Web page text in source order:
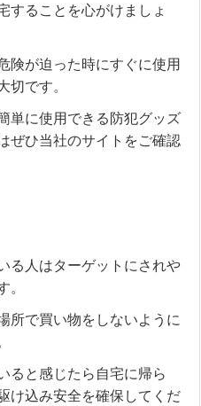
することを心がけましょ
険が迫った時にすぐに使用
です。
単に使用できる防犯グッズ
ぜひ当社のサイトをご確認
る人はターゲットにされや
所で買い物をしないように
ると感じたら自宅に帰ら
け込み安全を確保してくだ